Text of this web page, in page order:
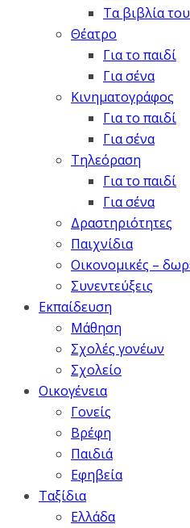
Τα βιβλία
Θέατρο
Για το παιδί
Για σένα
Κινηματογράφος
Για το παιδί
Για σένα
Τηλεόραση
Για το παιδί
Για σένα
Δραστηριότητες
Παιχνίδια
Οικονομικές –
Συνεντεύξεις
Εκπαίδευση
Μάθηση
Σχολές γονέων
Σχολείο
Οικογένεια
Γονείς
Βρέφη
Παιδιά
Εφηβεία
Ταξίδια
Ελλάδα